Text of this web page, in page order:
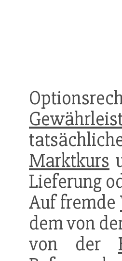
Marktkurs
Lieferung
Auf fremde
dem von
von der